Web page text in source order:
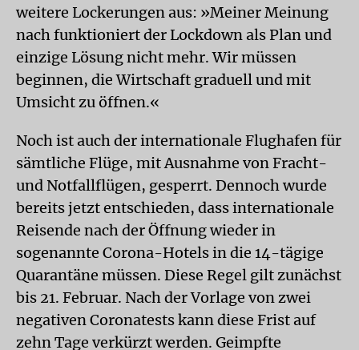
weitere Lockerungen aus: »Meiner Meinung
nach funktioniert der Lockdown als Plan und
einzige Lösung nicht mehr. Wir müssen
beginnen, die Wirtschaft graduell und mit
Umsicht zu öffnen.«
Noch ist auch der internationale Flughafen für
sämtliche Flüge, mit Ausnahme von Fracht-
und Notfallflügen, gesperrt. Dennoch wurde
bereits jetzt entschieden, dass internationale
Reisende nach der Öffnung wieder in
sogenannte Corona-Hotels in die 14-tägige
Quarantäne müssen. Diese Regel gilt zunächst
bis 21. Februar. Nach der Vorlage von zwei
negativen Coronatests kann diese Frist auf
zehn Tage verkürzt werden. Geimpfte